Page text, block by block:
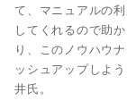
て、マニュアルの
してくれるので助
り、このノウハウ
ッシュアップしよ
井氏。